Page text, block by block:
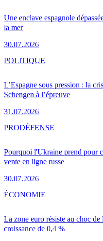
Une enclave espagnole
la mer
30.07.2026
L’Espagne sous pression : la
Schengen à l’épreuve
31.07.2026
POLITIQUE
Pourquoi l'Ukraine prend pour
vente en ligne russe
30.07.2026
PRODÉFENSE
La zone euro résiste au choc
croissance de 0,4 %
ÉCONOMIE